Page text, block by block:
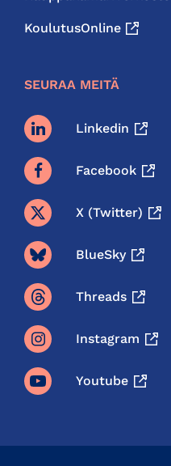
KoulutusOnline
SEURAA MEITÄ
Linkedin
Facebook
X (twitter)
BlueSky
Threads
Instagram
Youtube